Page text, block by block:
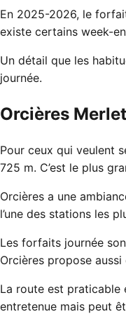
En 2025-2026, le
existe certains week-
Un détail que les
journée.
Orcières
Pour ceux qui veulent
725 m. C’est le plus
Orcières a une
l’une des stations les
Les forfaits journée
Orcières propose
La route est praticable
entretenue mais peut